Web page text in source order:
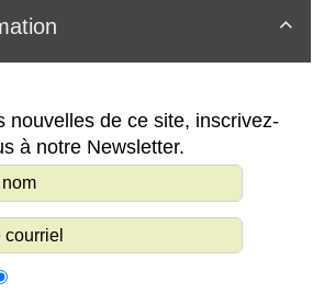

nouvelles de ce site, inscrivez-
à notre Newsletter.